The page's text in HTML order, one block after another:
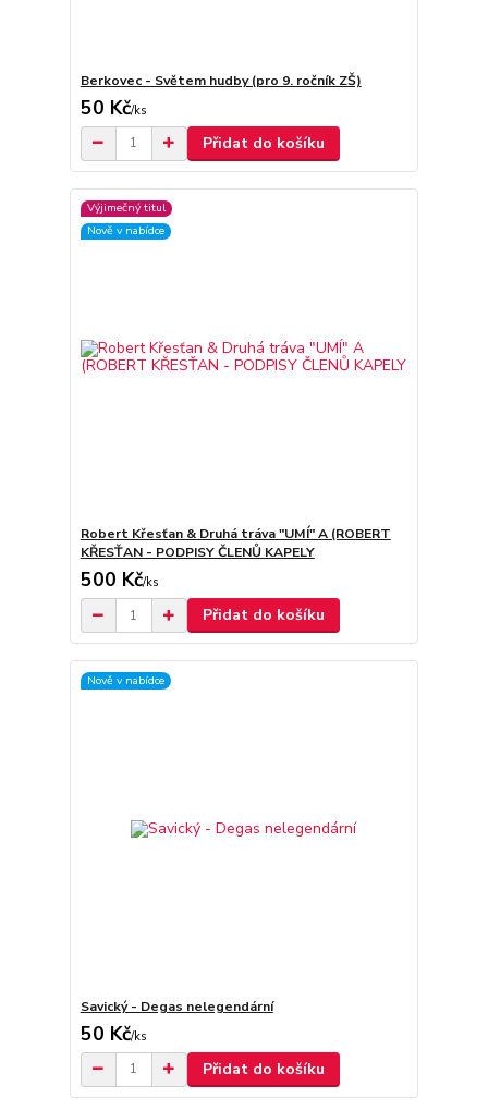
Berkovec - Světem hudby (pro 9. ročník ZŠ)
50 Kč/ks
Přidat do košíku
Výjimečný titul
Nově v nabídce
Robert Křesťan & Druhá tráva "UMÍ" A (ROBERT
KŘESŤAN - PODPISY ČLENŮ KAPELY
500 Kč/ks
Přidat do košíku
Nově v nabídce
Savický - Degas nelegendární
50 Kč/ks
Přidat do košíku